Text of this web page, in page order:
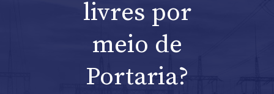
livres por
meio de
Portaria?